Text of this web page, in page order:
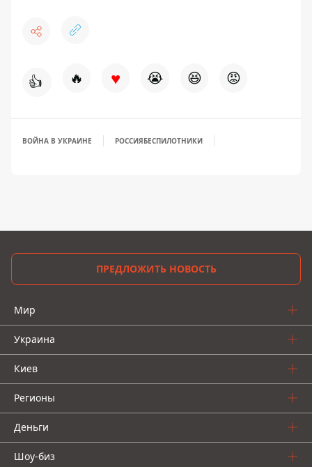
👍 🔥 ♥ 😭 😆 😡
ВОЙНА В УКРАИНЕ РОССИЯБЕСПИЛОТНИКИ
ПРЕДЛОЖИТЬ НОВОСТЬ
Мир
Украина
Киев
Регионы
Деньги
Шоу-биз